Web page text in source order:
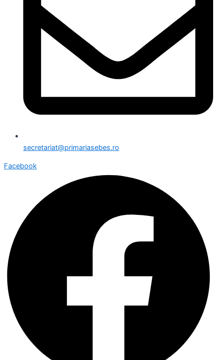
secretariat@primariasebes.ro
Facebook